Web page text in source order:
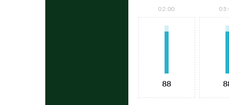
02:00
88